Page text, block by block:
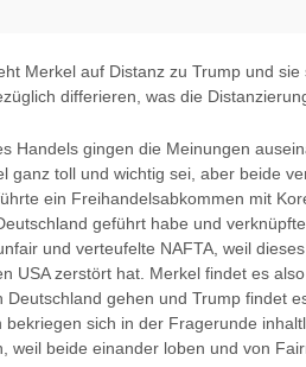
Merkel auf Distanz zu Trump und
differieren, was die
Handels gingen die Meinungen
ganz toll und wichtig sei, aber beide
ein Freihandelsabkommen mit
geführt habe und
und verteufelte NAFTA, weil
USA zerstört hat. Merkel findet es
Deutschland gehen und Trump findet
bekriegen sich in der Fragerunde
weil beide einander loben und von